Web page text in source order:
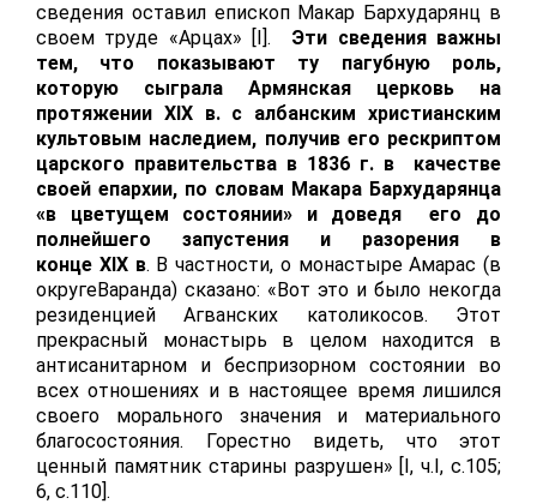
сведения оставил епископ Макар Бархударянц в
своем труде «Арцах» [I]. Эти сведения важны
тем, что показывают ту пагубную роль,
которую сыграла Армянская церковь на
протяжении XIXв. с албанским христианским
культовым наследием, получив его рескриптом
царского правительства в 1836 г. в качестве
своей епархии, по словам Макара Бархударянца
«в цветущем состоянии» и доведя его до
полнейшего запустения и разорения в
конце XIXв. В частности, о монастыре Амарас (в
округеВаранда) сказано: «Вот это и было некогда
резиденцией Агванских католикосов. Этот
прекрасный монастырь в целом находится в
антисанитарном и беспризорном состоянии во
всех отношениях и в настоящее время лишился
своего морального значения и материального
благосостояния. Горестно видеть, что этот
ценный памятник старины разрушен» [I, ч.I,c.105;
6, с.110].